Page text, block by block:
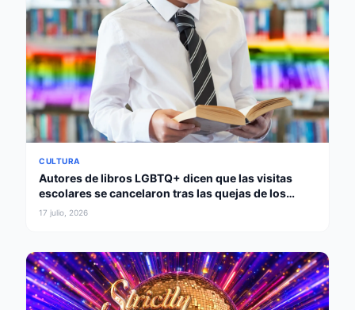
CULTURA
Autores de libros LGBTQ+ dicen que las visitas
escolares se cancelaron tras las quejas de los
padres
17 julio, 2026